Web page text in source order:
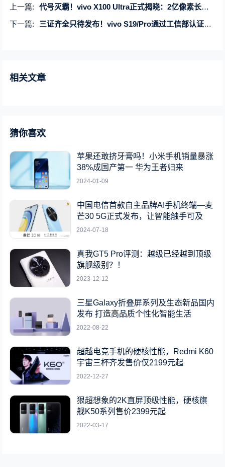
上一篇:
代号灭霸！vivo X100 Ultra正式揭晓：2亿像素长焦猛兽
下一篇:
三证齐全只待发布！vivo S19/Pro通过工信部认证：搭载上代同款骁龙7 Gen3
相关文章
猜你喜欢
苹果还敢挤牙膏吗！小米手机销量暴涨
38%成国产第一 华为王者归来
2024-01-09
中国电信首款自主品牌AI手机终端—麦
芒30 5G正式发布，让智能触手可及
2024-07-18
真我GT5 Pro评测：越级已经越到顶级
旗舰级别？！
2023-12-12
三星Galaxy折叠屏系列及生态新品国内
发布 打造高品质个性化智能生活
2022-08-22
超越电竞手机的硬核性能，Redmi K60
宇宙三杯齐发售价仅2199元起
2022-12-27
狠超想象的2K直屏顶级性能，硬核旗
舰K50系列售价2399元起
2022-03-17